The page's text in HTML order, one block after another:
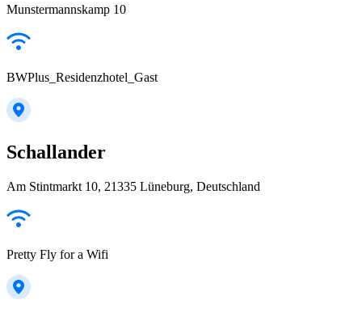
Munstermannskamp 10
BWPlus_Residenzhotel_Gast
Schallander
Am Stintmarkt 10, 21335 Lüneburg, Deutschland
Pretty Fly for a Wifi